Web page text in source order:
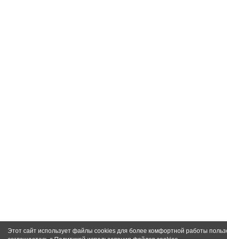
Этот сайт использует файлы cookies для более комфортной работы